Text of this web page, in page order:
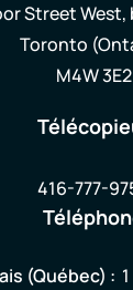
Street West,
Toronto
M4W 3E2
416-777-
(Québec) :